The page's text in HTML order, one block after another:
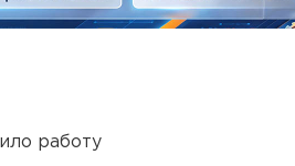
работу